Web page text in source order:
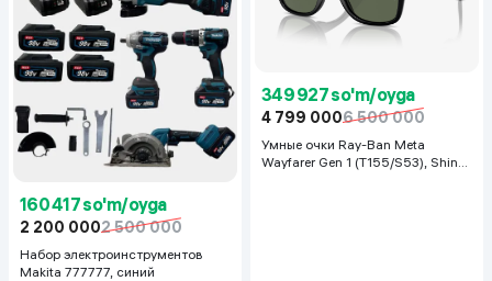
160 417 so'm/oyga
2 200 0002 500 000
Набор электроинструментов
Makita 777777, синий
349 927 so'm/oyga
4 799 0006 500 000
Умные очки Ray-Ban Meta
Wayfarer Gen 1 (T155/S53), Shiny